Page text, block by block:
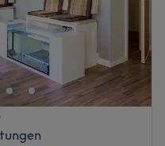
richtige Ort für alle, die
tun möchten. In diesem
Massage in ihrer
angeboten – mit viel
gegenüber dem
Vielzahl
die gezielt auf die